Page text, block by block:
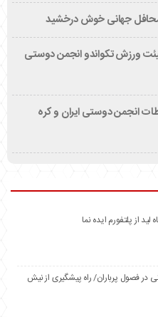
محافل جهانی خوش درخشید
ورزش تکواندو انجمن دوستی
انجمن دوستی ایران و کره
لید از پلتفورم ایده نما
در فصول پرباران/ راه پیشگیری از نیش